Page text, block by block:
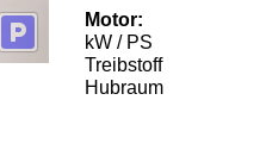
Motor:
kW / PS
Treibstoff
Hubraum